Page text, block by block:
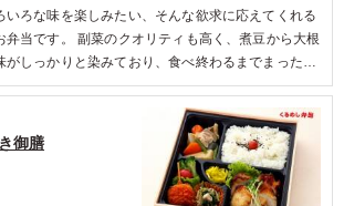
いろな味を楽しみたい、そんな欲求に応えてくれる
弁当です。 副菜のクオリティも高く、煮豆から大根
がしっかりと染みており、食べ終わるまでまったく
れるほどやわ
バランスよく摂れ、
された内容となっているので女性の方にもおすすめ
御膳